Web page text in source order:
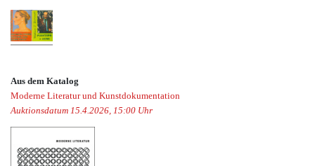
Aus dem Katalog
Moderne Literatur und Kunstdokumentation
Auktionsdatum 15.4.2026, 15:00 Uhr